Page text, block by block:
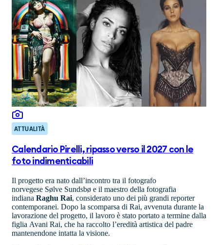
ATTUALITÀ
Calendario Pirelli, ripasso verso il 2027 con le
foto indimenticabili
Il progetto era nato dall’incontro tra il fotografo
norvegese Sølve Sundsbø e il maestro della fotografia
indiana Raghu Rai, considerato uno dei più grandi reporter
contemporanei. Dopo la scomparsa di Rai, avvenuta durante la
lavorazione del progetto, il lavoro è stato portato a termine dalla
figlia Avani Rai, che ha raccolto l’eredità artistica del padre
mantenendone intatta la visione.